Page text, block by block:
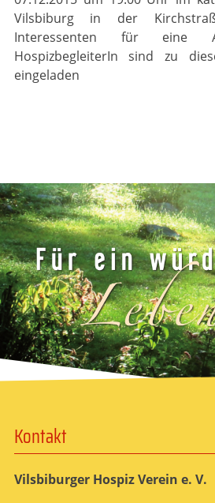
Vilsbiburg in der
Interessenten für eine
HospizbegleiterIn sind zu
eingeladen
Kontakt
Vilsbiburger Hospiz Verein e. V.